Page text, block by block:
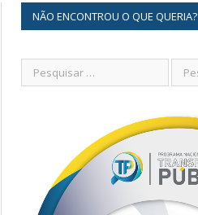
NÃO ENCONTROU O QUE QUERIA?